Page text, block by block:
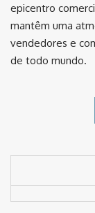
epicentro
mantêm uma
vendedores e
de todo mundo.